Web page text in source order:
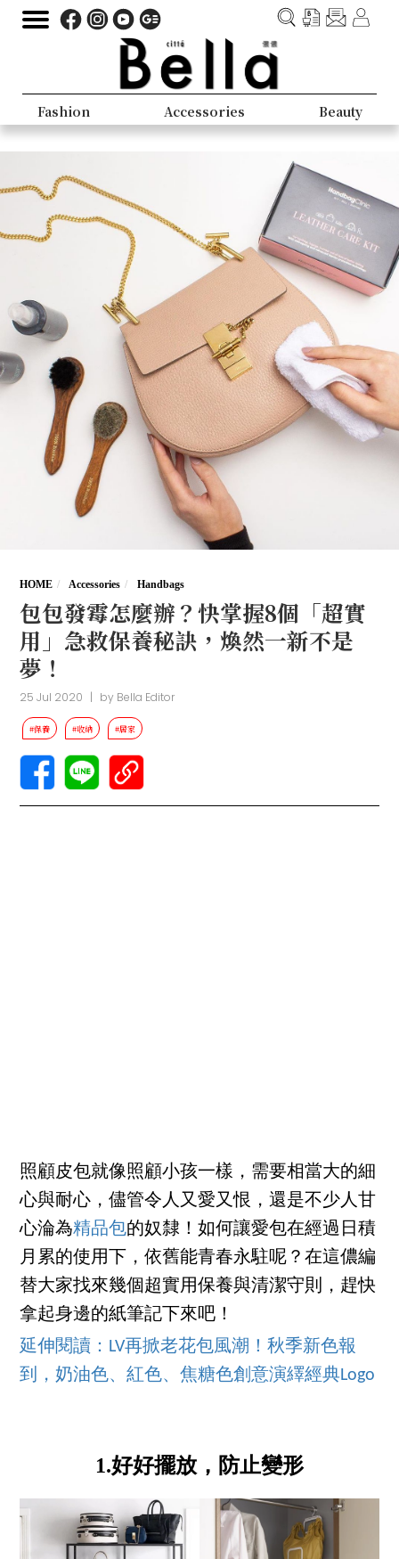
Fashion Accessories Beauty
HOME Accessories Handbags
包包發霉怎麼辦？快掌握8個「超實
用」急救保養秘訣，煥然一新不是
夢！
25 Jul 2020 by Bella Editor
#保養 #收納 #居家
照顧皮包就像照顧小孩一樣，需要相當大的細
心與耐心，儘管令人又愛又恨，還是不少人甘
心淪為精品包的奴隸！如何讓愛包在經過日積
月累的使用下，依舊能青春永駐呢？在這儂編
替大家找來幾個超實用保養與清潔守則，趕快
拿起身邊的紙筆記下來吧！
延伸閱讀：LV再掀老花包風潮！秋季新色報
到，奶油色、紅色、焦糖色創意演繹經典Logo
1.好好擺放，防止變形